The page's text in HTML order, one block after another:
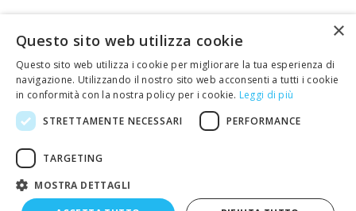
Pagamenti FOOTER
Copyright e contatti FOOTER
link Emotion FOOTER
Restituisci articoli
×
Questo sito web utilizza cookie
Questo sito web utilizza i cookie per migliorare la tua esperienza di
navigazione. Utilizzando il nostro sito web acconsenti a tutti i cookie
in conformità con la nostra policy per i cookie. Leggi di più
STRETTAMENTE NECESSARI
PERFORMANCE
TARGETING
MOSTRA DETTAGLI